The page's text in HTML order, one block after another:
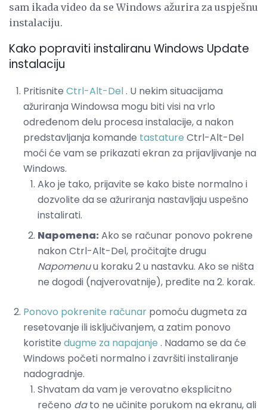
sam ikada video da se Windows ažurira za uspješnu
instalaciju.
Kako popraviti instaliranu Windows Update
instalaciju
Pritisnite Ctrl-Alt-Del. U nekim situacijama
ažuriranja Windowsa mogu biti visi na vrlo
određenom delu procesa instalacije, a nakon
predstavljanja komande tastature Ctrl-Alt-Del
moći će vam se prikazati ekran za prijavljivanje na
Windows.
Ako je tako, prijavite se kako biste normalno i
dozvolite da se ažuriranja nastavljaju uspešno
instalirati.
Napomena: Ako se računar ponovo pokrene
nakon Ctrl-Alt-Del, pročitajte drugu
Napomenuu koraku 2 u nastavku. Ako se ništa
ne dogodi (najverovatnije), pređite na 2. korak.
Ponovo pokrenite računar pomoću dugmeta za
resetovanje ili isključivanjem, a zatim ponovo
koristite dugme za napajanje . Nadamo se da će
Windows početi normalno i završiti instaliranje
nadogradnje.
Shvatam da vam je verovatno eksplicitno
rečeno dato ne učinite porukom na ekranu, ali